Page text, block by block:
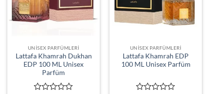
UNISEX PARFÜMLERI
Lattafa Khamrah Dukhan
EDP 100 ML Unisex
Parfüm
UNISEX PARFÜMLERI
Lattafa Khamrah EDP
100 ML Unisex Parfüm